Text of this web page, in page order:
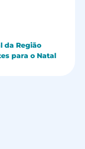
da Região
para o Natal